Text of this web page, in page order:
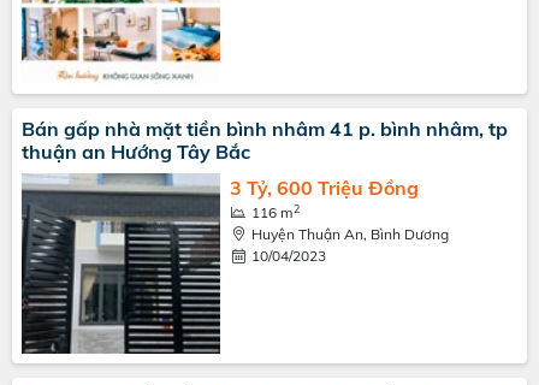
Bán gấp nhà mặt tiền bình nhâm 41 p. bình nhâm, tp
thuận an Hướng Tây Bắc
3 Tỷ, 600 Triệu Đồng
116 m2
Huyện Thuận An, Bình Dương
10/04/2023